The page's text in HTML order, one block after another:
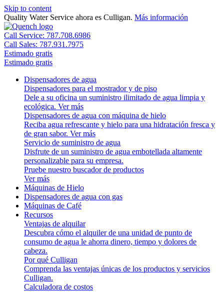
Skip to content
Quality Water Service ahora es Culligan. Más información
Call Service: 787.708.6986
Call Sales: 787.931.7975
Estimado gratis
Estimado gratis
Dispensadores de agua
Dispensadores para el mostrador y de piso
Dele a su oficina un suministro ilimitado de agua limpia y
ecológica. Ver más
Dispensadores de agua con máquina de hielo
Reciba agua refrescante y hielo para una hidratación fresca y
de gran sabor. Ver más
Servicio de suministro de agua
Disfrute de un suministro de agua embotellada altamente
personalizable para su empresa.
Pruebe nuestro buscador de productos
Ver más
Máquinas de Hielo
Dispensadores de agua con gas
Máquinas de Café
Recursos
Ventajas de alquilar
Descubra cómo el alquiler de una unidad de punto de
consumo de agua le ahorra dinero, tiempo y dolores de
cabeza.
Por qué Culligan
Comprenda las ventajas únicas de los productos y servicios
Culligan.
Calculadora de costos